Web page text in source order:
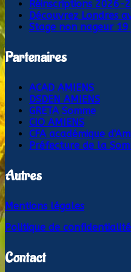
Réinscriptions 2026-
Découvrez Londres
Stage non nageur 19
Partenaires
ACAD AMIENS
DSDEN AMIENS
GRETA Somme
CIO AMIENS
CFA académique
Préfecture de la
Autres
Mentions légales
Politique de confidentialité
Contact